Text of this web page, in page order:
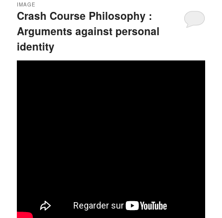
Crash Course Philosophy :
Arguments against personal
identity
IMAGE